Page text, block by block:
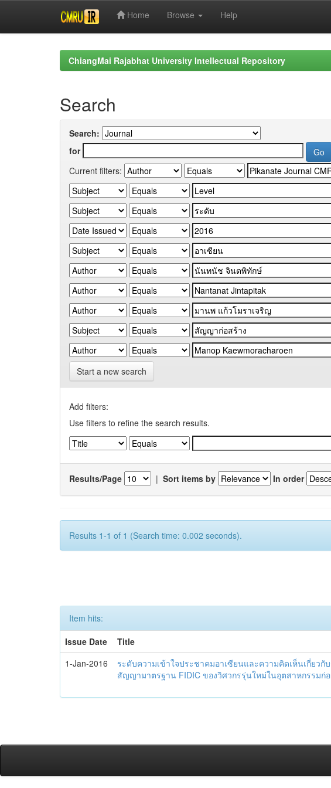
Home Browse Help
ChiangMai Rajabhat University Intellectual Repository
Search
Search:
for
Current filters:
Start a new search
Add filters:
Use filters to refine the search results.
Results/Page | Sort items by In order
Results 1-1 of 1 (Search time: 0.002 seconds).
Item hits:
Issue Date
Title
1-Jan-2016
ระดับความเข้าใจประชาคมอาเซียนและความคิดเห็นเกี่ยวกั
สัญญามาตรฐาน FIDIC ของวิศวกรรุ่นใหม่ในอุตสาหกรรมก่